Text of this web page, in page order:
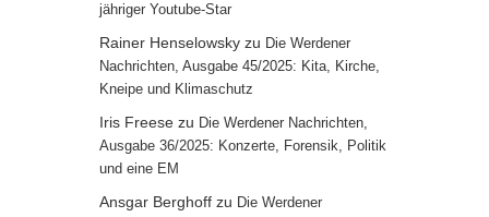
jähriger Youtube-Star
Rainer Henselowsky zu Die Werdener
Nachrichten, Ausgabe 45/2025: Kita, Kirche,
Kneipe und Klimaschutz
Iris Freese zu Die Werdener Nachrichten,
Ausgabe 36/2025: Konzerte, Forensik, Politik
und eine EM
Ansgar Berghoff zu Die Werdener